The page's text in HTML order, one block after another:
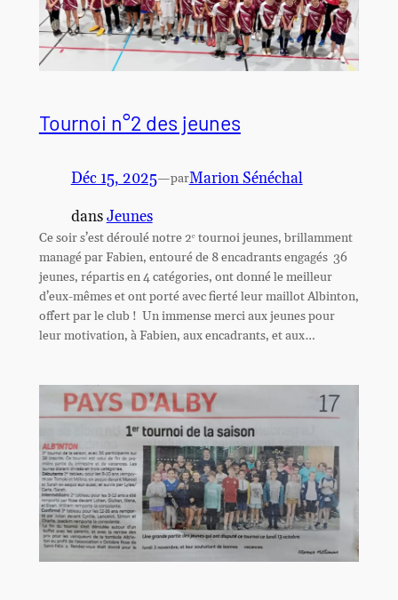
Tournoi n°2 des jeunes
Déc 15, 2025—parMarion Sénéchal
dansJeunes
Ce soir s’est déroulé notre 2ᵉ tournoi jeunes, brillamment
managé par Fabien, entouré de 8 encadrants engagés 36
jeunes, répartis en 4 catégories, ont donné le meilleur
d’eux-mêmes et ont porté avec fierté leur maillot Albinton,
offert par le club ! Un immense merci aux jeunes pour
leur motivation, à Fabien, aux encadrants, et aux…